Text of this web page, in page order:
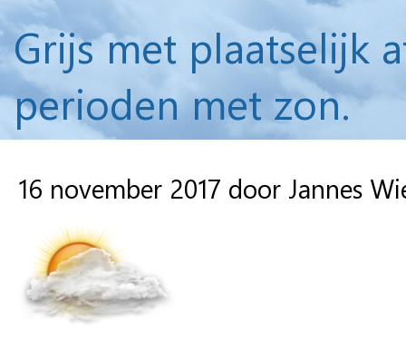
Grijs met plaatselijk
perioden met zon.
16 november 2017 door Jannes